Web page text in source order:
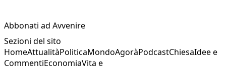
Abbonati ad Avvenire
Sezioni del sito
HomeAttualitàPoliticaMondoAgoràPodcastChiesaIdee e
CommentiEconomiaVita e